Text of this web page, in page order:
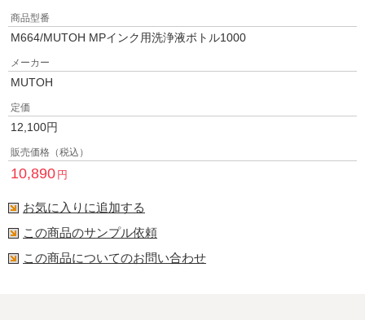
商品型番
M664/MUTOH MPインク用洗浄液ボトル1000
メーカー
MUTOH
定価
12,100円
販売価格（税込）
10,890 円
お気に入りに追加する
この商品のサンプル依頼
この商品についてのお問い合わせ